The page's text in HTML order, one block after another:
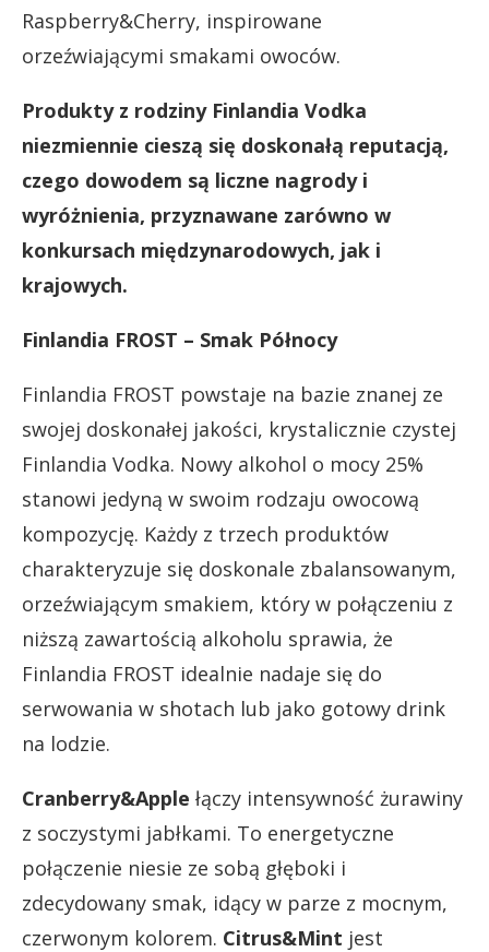
Raspberry&Cherry, inspirowane
orzeźwiającymi smakami owoców.
Produkty z rodziny Finlandia Vodka
niezmiennie cieszą się doskonałą reputacją,
czego dowodem są liczne nagrody i
wyróżnienia, przyznawane zarówno w
konkursach międzynarodowych, jak i
krajowych.
Finlandia FROST – Smak Północy
Finlandia FROST powstaje na bazie znanej ze
swojej doskonałej jakości, krystalicznie czystej
Finlandia Vodka. Nowy alkohol o mocy 25%
stanowi jedyną w swoim rodzaju owocową
kompozycję. Każdy z trzech produktów
charakteryzuje się doskonale zbalansowanym,
orzeźwiającym smakiem, który w połączeniu z
niższą zawartością alkoholu sprawia, że
Finlandia FROST idealnie nadaje się do
serwowania w shotach lub jako gotowy drink
na lodzie.
Cranberry&Apple łączy intensywność żurawiny
z soczystymi jabłkami. To energetyczne
połączenie niesie ze sobą głęboki i
zdecydowany smak, idący w parze z mocnym,
czerwonym kolorem. Citrus&Mint jest